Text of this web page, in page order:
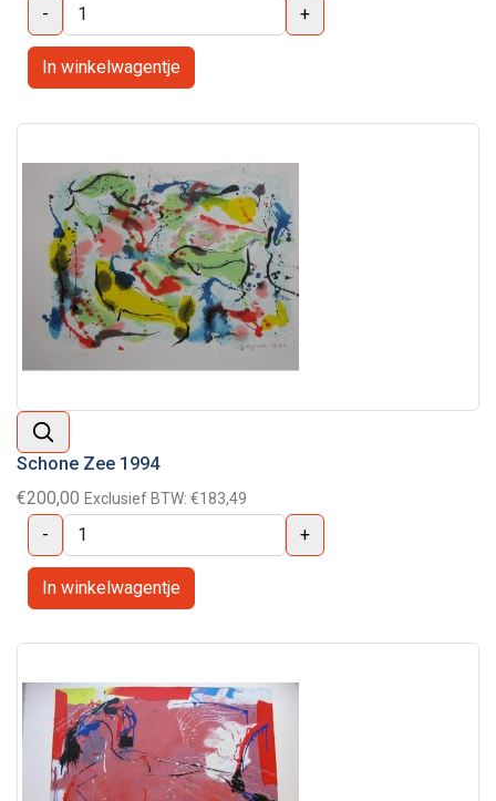
- +
Schone Zee 1994
€200,00 Exclusief BTW: €183,49
- +